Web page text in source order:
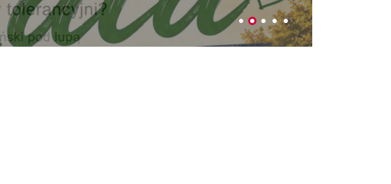
5 lipca w Parku na Podzamczu
Miejskiej w Łęcznej